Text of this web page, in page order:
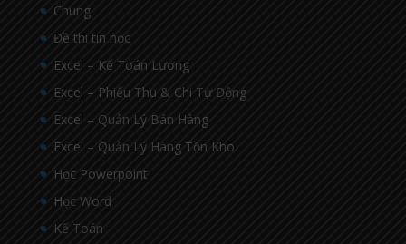
Chung
Đề thi tin học
Excel – Kế Toán Lương
Excel – Phiếu Thu & Chi Tự Động
Excel – Quản Lý Bán Hàng
Excel – Quản Lý Hàng Tồn Kho
Học Powerpoint
Học Word
Kế Toán